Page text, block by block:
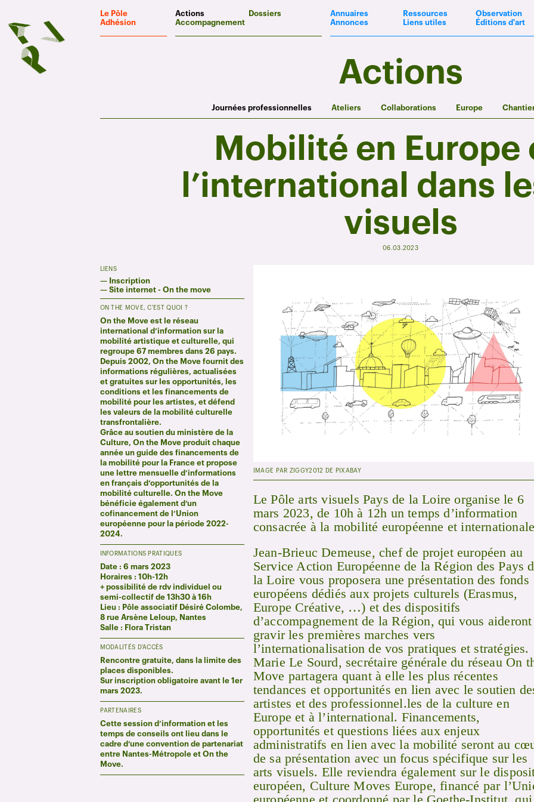
Le Pôle
Adhésion
Actions
Accompagnement
Dossiers
Annuaires
Annonces
Ressources
Liens utiles
Observation
Éditions d'art
Actions
Journées professionnelles Ateliers Collaborations Europe
Mobilité en Europe
l’international dans
visuels
06.03.2023
IMAGE PAR ZIGGY2012 DE PIXABAY
Le Pôle arts visuels Pays de la Loire organise le 6
mars 2023, de 10h à 12h un temps d’information
consacrée à la mobilité européenne et
Jean-Brieuc Demeuse, chef de projet européen au
Service Action Européenne de la Région des Pays
la Loire vous proposera une présentation des fonds
européens dédiés aux projets culturels (Erasmus,
Europe Créative, …) et des dispositifs
d’accompagnement de la Région, qui vous
gravir les premières marches vers
l’internationalisation de vos pratiques et stratégies.
Marie Le Sourd, secrétaire générale du réseau On
Move partagera quant à elle les plus récentes
tendances et opportunités en lien avec le soutien
artistes et des professionnel.les de la culture en
Europe et à l’international. Financements,
opportunités et questions liées aux enjeux
administratifs en lien avec la mobilité seront au
de sa présentation avec un focus spécifique sur les
arts visuels. Elle reviendra également sur le
européen, Culture Moves Europe, financé par
LIENS
— Inscription
— Site internet - On the move
ON THE MOVE, C'EST QUOI ?
On the Move est le réseau
international d’information sur la
mobilité artistique et culturelle, qui
regroupe 67 membres dans 26 pays.
Depuis 2002, On the Move fournit des
informations régulières, actualisées
et gratuites sur les opportunités, les
conditions et les financements de
mobilité pour les artistes, et défend
les valeurs de la mobilité culturelle
transfrontalière.
Grâce au soutien du ministère de la
Culture, On the Move produit chaque
année un guide des financements de
la mobilité pour la France et propose
une lettre mensuelle d’informations
en français d’opportunités de la
mobilité culturelle. On the Move
bénéficie également d’un
cofinancement de l’Union
européenne pour la période 2022-
2024.
INFORMATIONS PRATIQUES
Date : 6 mars 2023
Horaires : 10h-12h
+ possibilité de rdv individuel ou
semi-collectif de 13h30 à 16h
Lieu : Pôle associatif Désiré Colombe,
8 rue Arsène Leloup, Nantes
Salle : Flora Tristan
MODALITÉS D'ACCÈS
Rencontre gratuite, dans la limite des
places disponibles.
Sur inscription obligatoire avant le 1er
mars 2023.
PARTENAIRES
Cette session d’information et les
temps de conseils ont lieu dans le
cadre d’une convention de partenariat
entre Nantes-Métropole et On the
Move.